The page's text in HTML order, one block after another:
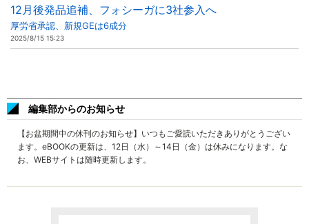
12月後発品追補、フォシーガに3社参入へ
厚労省承認、新規GEは6成分
2025/8/15 15:23
編集部からのお知らせ
【お盆期間中の休刊のお知らせ】いつもご愛読いただきありがとうござい
ます。eBOOKの更新は、12日（水）～14日（金）は休みになります。な
お、WEBサイトは随時更新します。